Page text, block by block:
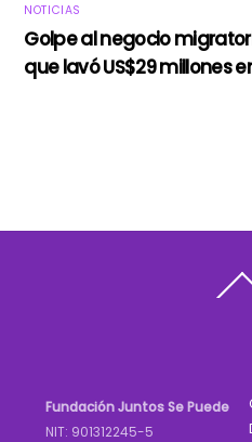
NOTICIAS
Golpe al negocio
que lavó US$29 millones
Fundación Juntos Se Puede
NIT: 901312245-5